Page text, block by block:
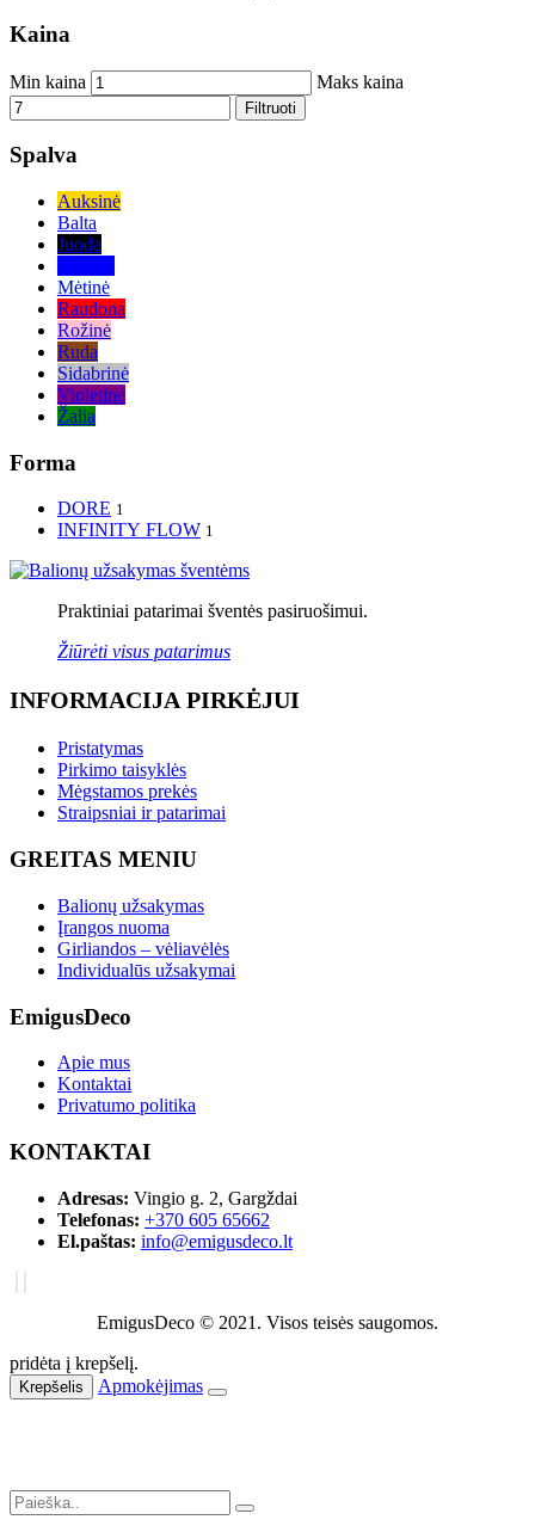
Kaina
Min kaina Maks kaina
Filtruoti
Spalva
Auksinė
Balta
Juoda
Mėtinė
Raudona
Rožinė
Ruda
Sidabrinė
Violetinė
Žalia
Forma
DORE 1
INFINITY FLOW 1
Praktiniai patarimai šventės pasiruošimui.
Žiūrėti visus patarimus
INFORMACIJA PIRKĖJUI
Pristatymas
Pirkimo taisyklės
Mėgstamos prekės
Straipsniai ir patarimai
GREITAS MENIU
Balionų užsakymas
Įrangos nuoma
Girliandos – vėliavėlės
Individualūs užsakymai
EmigusDeco
Apie mus
Kontaktai
Privatumo politika
KONTAKTAI
Adresas: Vingio g. 2, Gargždai
Telefonas: +370 605 65662
El.paštas: info@emigusdeco.lt
EmigusDeco © 2021. Visos teisės saugomos.
pridėta į krepšelį.
Krepšelis Apmokėjimas